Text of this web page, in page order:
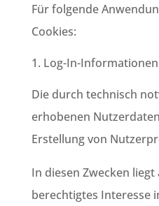
Für folgende
Cookies:
Log-In-Informationen
Die durch technisch
erhobenen
Erstellung von
In diesen Zwecken
berechtigtes Interesse